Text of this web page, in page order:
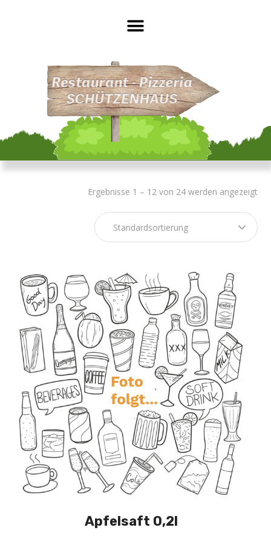
Ergebnisse 1 – 12 von 24 werden angezeigt
Apfelsaft 0,2l